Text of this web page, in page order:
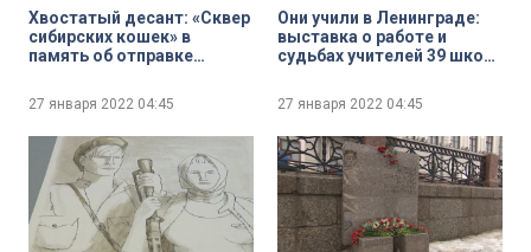
Хвостатый десант: «Сквер
сибирских кошек» в
память об отправке
27 января 2022 04:45
Они учили в Ленинграде:
выставка о работе и
судьбах учителей 39 школ,
27 января 2022 04:45